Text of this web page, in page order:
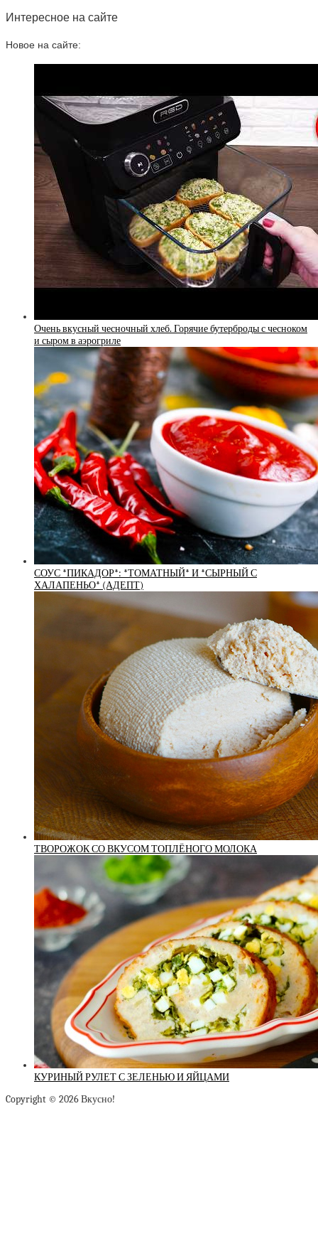
Интересное на сайте
Новое на сайте:
Очень вкусный чесночный хлеб. Горячие бутерброды с чесноком
и сыром в аэрогриле
СОУС *ПИКАДОР*: *ТОМАТНЫЙ* И *СЫРНЫЙ С
ХАЛАПЕНЬО* (АДЕПТ)
ТВОРОЖОК СО ВКУСОМ ТОПЛЁНОГО МОЛОКА
КУРИНЫЙ РУЛЕТ С ЗЕЛЕНЬЮ И ЯЙЦАМИ
Copyright © 2026 Вкусно!